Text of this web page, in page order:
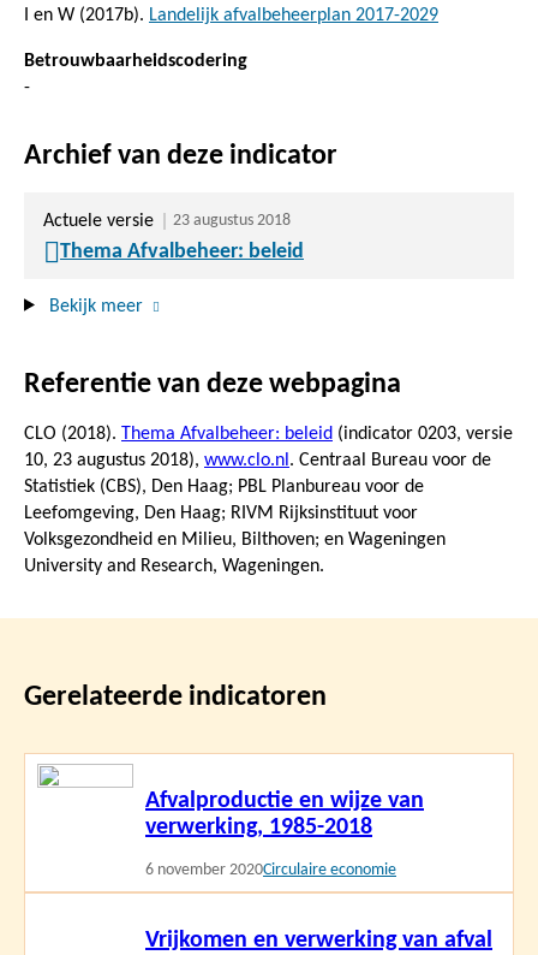
I en W (2017b). Landelijk afvalbeheerplan 2017-2029
Betrouwbaarheidscodering
-
Archief van deze indicator
Actuele versie 23 augustus 2018
Thema Afvalbeheer: beleid
Bekijk meer
Referentie van deze webpagina
CLO (2018). Thema Afvalbeheer: beleid (indicator 0203, versie
10, 23 augustus 2018), www.clo.nl . Centraal Bureau voor de
Statistiek (CBS), Den Haag; PBL Planbureau voor de
Leefomgeving, Den Haag; RIVM Rijksinstituut voor
Volksgezondheid en Milieu, Bilthoven; en Wageningen
University and Research, Wageningen.
Gerelateerde indicatoren
Afvalproductie en wijze van
verwerking, 1985-2018
6 november 2020Circulaire economie
Lees
Vrijkomen en verwerking van afval